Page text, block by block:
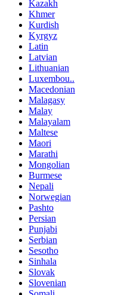
Kazakh
Khmer
Kurdish
Kyrgyz
Latin
Latvian
Lithuanian
Luxembou..
Macedonian
Malagasy
Malay
Malayalam
Maltese
Maori
Marathi
Mongolian
Burmese
Nepali
Norwegian
Pashto
Persian
Punjabi
Serbian
Sesotho
Sinhala
Slovak
Slovenian